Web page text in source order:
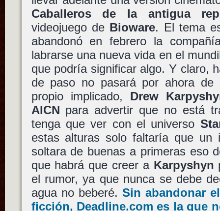
Caballeros de la antigua
videojuego de Bioware. El tema
abandonó en febrero la
labrarse una nueva vida en el
que podría significar algo. Y claro,
de paso no pasará por ahora de
propio implicado, Drew
AICN para advertir que no está
tenga que ver con el universo
estas alturas solo faltaría que un
soltara de buenas a primeras eso
que habrá que creer a Karpyshyn
el rumor, ya que nunca se debe
agua no beberé. Sin abandonar
ficción, Deadline.com es la que